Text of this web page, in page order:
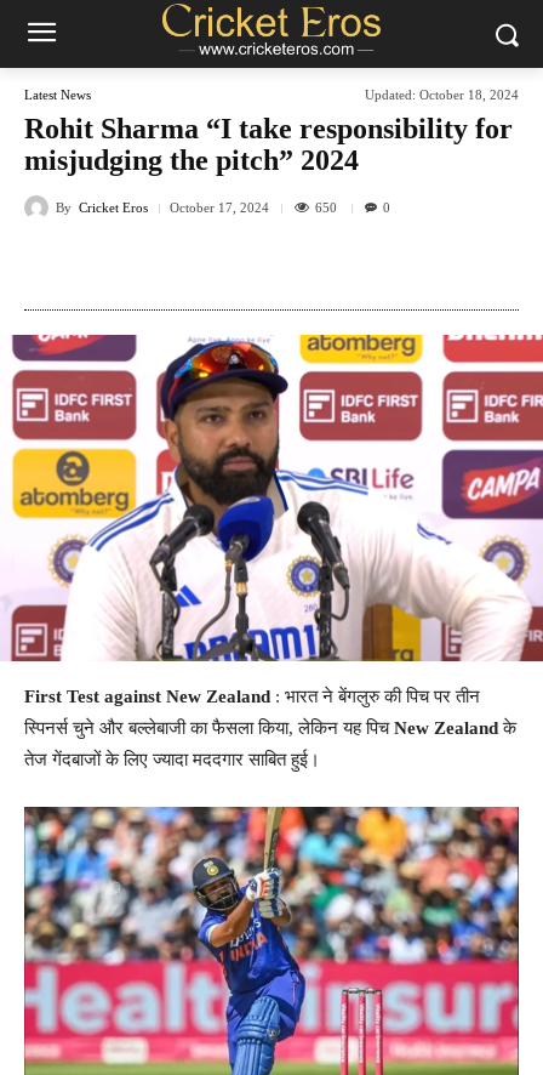
Latest News Updated: October 18, 2024
Rohit Sharma “I take responsibility for
misjudging the pitch” 2024
By Cricket Eros October 17, 2024 650 0
First Test against New Zealand : भारत ने बेंगलुरु की पिच पर तीन
स्पिनर्स चुने और बल्लेबाजी का फैसला किया, लेकिन यह पिचNew Zealandके
तेज गेंदबाजों के लिए ज्यादा मददगार साबित हुई।